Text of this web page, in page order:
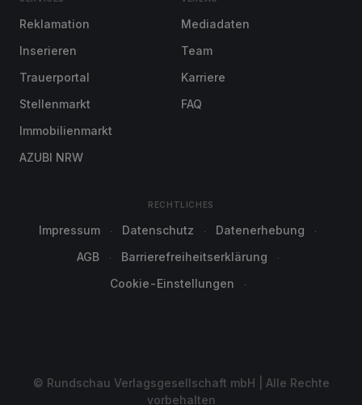
Reklamation
Inserieren
Trauerportal
Stellenmarkt
Immobilienmarkt
AZUBI NRW
Mediadaten
Team
Karriere
FAQ
RECHTLICHES
Impressum Datenschutz
Datenerhebung
AGB
Barrierefreiheitserklärung
Cookie-Einstellungen
© Rundschau Verlagsgesellschaft mbH | Alle Rechte
vorbehalten